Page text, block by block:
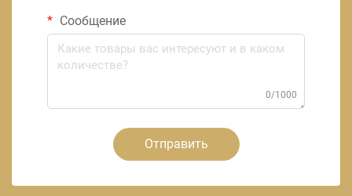
Сообщение
0/1000
Отправить